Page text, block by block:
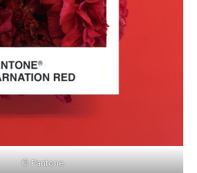
© Pantone